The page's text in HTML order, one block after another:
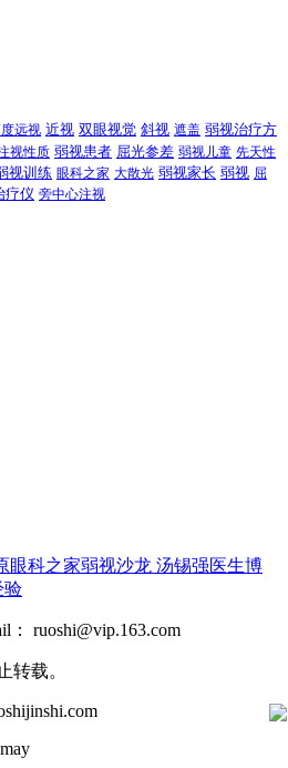
远视 近视 双眼视觉 斜视 遮盖 弱视治疗方
视性质 弱视患者 屈光参差 弱视儿童 先天性
视训练 眼科之家 大散光 弱视家长 弱视 屈
疗仪 旁中心注视
眼科之家弱视沙龙 汤锡强医生博
验
： ruoshi@vip.163.com
转载。